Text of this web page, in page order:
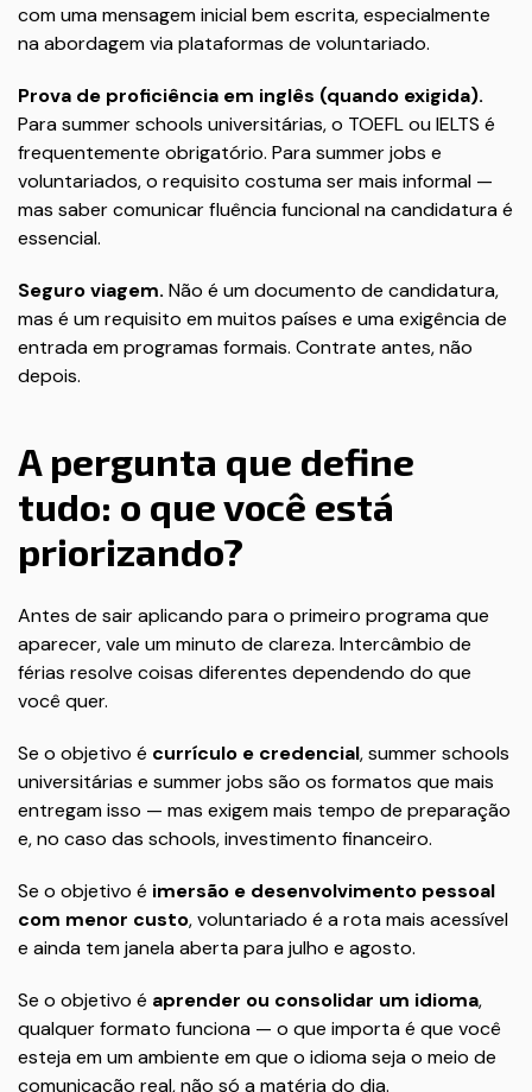
com uma mensagem inicial bem escrita, especialmente
na abordagem via plataformas de voluntariado.
Prova de proficiência em inglês (quando exigida).
Para summer schools universitárias, o TOEFL ou IELTS é
frequentemente obrigatório. Para summer jobs e
voluntariados, o requisito costuma ser mais informal —
mas saber comunicar fluência funcional na candidatura é
essencial.
Seguro viagem. Não é um documento de candidatura,
mas é um requisito em muitos países e uma exigência de
entrada em programas formais. Contrate antes, não
depois.
A pergunta que define
tudo: o que você está
priorizando?
Antes de sair aplicando para o primeiro programa que
aparecer, vale um minuto de clareza. Intercâmbio de
férias resolve coisas diferentes dependendo do que
você quer.
Se o objetivo é currículo e credencial, summer schools
universitárias e summer jobs são os formatos que mais
entregam isso — mas exigem mais tempo de preparação
e, no caso das schools, investimento financeiro.
Se o objetivo é imersão e desenvolvimento pessoal
com menor custo, voluntariado é a rota mais acessível
e ainda tem janela aberta para julho e agosto.
Se o objetivo é aprender ou consolidar um idioma,
qualquer formato funciona — o que importa é que você
esteja em um ambiente em que o idioma seja o meio de
comunicação real, não só a matéria do dia.